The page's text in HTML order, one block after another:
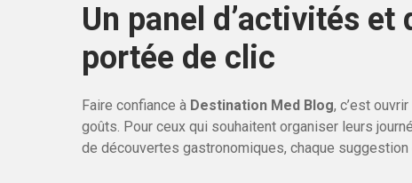
Un panel d’activités et
portée de clic
Faire confiance à Destination Med Blog, c’est
goûts. Pour ceux qui souhaitent organiser leurs
de découvertes gastronomiques, chaque